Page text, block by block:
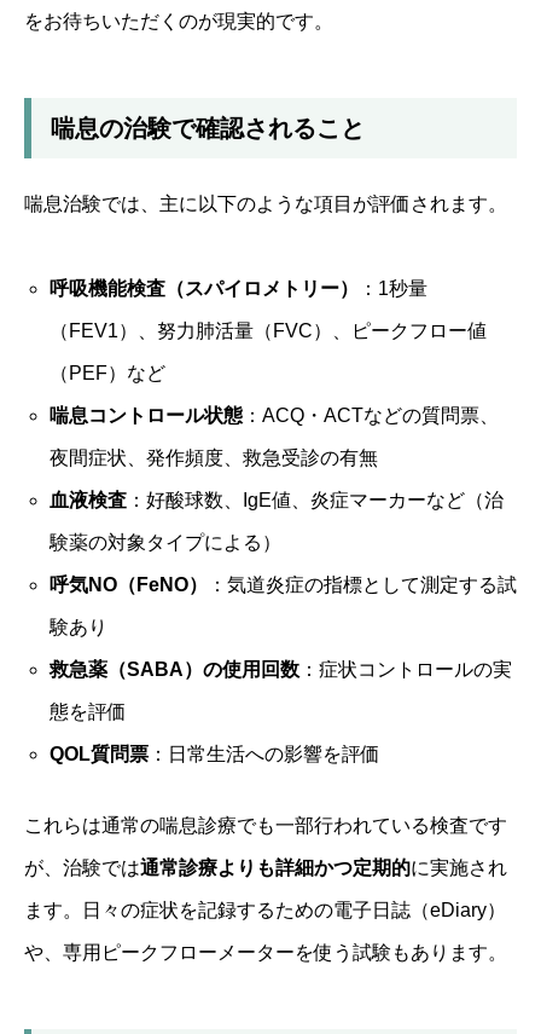
をお待ちいただくのが現実的です。
喘息の治験で確認されること
喘息治験では、主に以下のような項目が評価されます。
呼吸機能検査（スパイロメトリー） ：1秒量
（FEV1）、努力肺活量（FVC）、ピークフロー値
（PEF）など
喘息コントロール状態：ACQ・ACTなどの質問票、
夜間症状、発作頻度、救急受診の有無
血液検査：好酸球数、IgE値、炎症マーカーなど（治
験薬の対象タイプによる）
呼気NO（FeNO） ：気道炎症の指標として測定する試
験あり
救急薬（SABA）の使用回数：症状コントロールの実
態を評価
QOL質問票：日常生活への影響を評価
これらは通常の喘息診療でも一部行われている検査です
が、治験では通常診療よりも詳細かつ定期的に実施され
ます。日々の症状を記録するための電子日誌（eDiary）
や、専用ピークフローメーターを使う試験もあります。